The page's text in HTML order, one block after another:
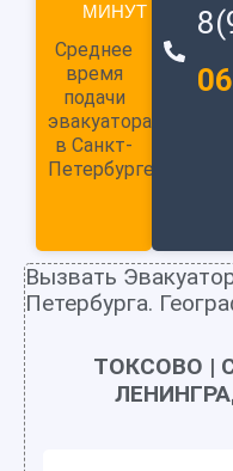
МИНУТ
Среднее
время
подачи
эвакуатора
в Санкт-
Петербурге
Вызвать
Петербурга.
ТОКСОВО |